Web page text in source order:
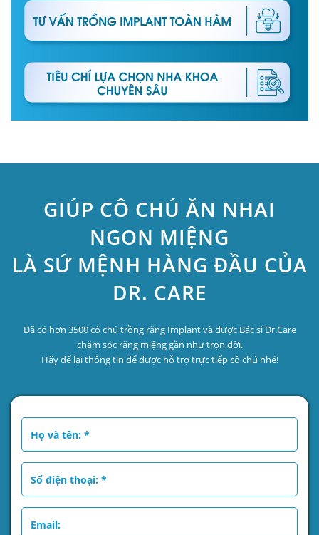
GIÚP CÔ CHÚ ĂN NHAI
NGON MIỆNG
LÀ SỨ MỆNH HÀNG ĐẦU CỦA
DR. CARE
Đã có hơn 3500 cô chú trồng răng Implant và được Bác sĩ Dr.Care
chăm sóc răng miệng gần như trọn đời.
Hãy để lại thông tin để được hỗ trợ trực tiếp cô chú nhé!